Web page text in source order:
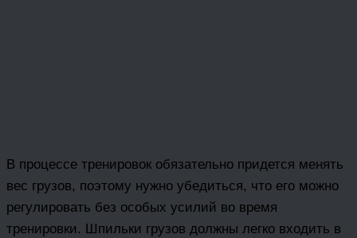
В процессе тренировок обязательно придется менять
вес грузов, поэтому нужно убедиться, что его можно
регулировать без особых усилий во время
тренировки. Шпильки грузов должны легко входить в